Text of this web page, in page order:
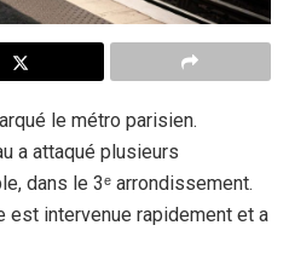
le métro parisien.
a attaqué plusieurs
dans le 3ᵉ arrondissement.
est intervenue rapidement et a